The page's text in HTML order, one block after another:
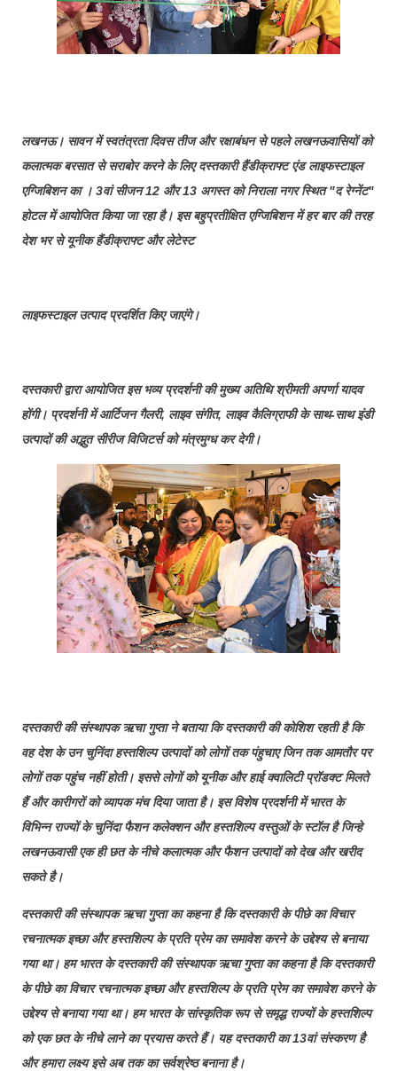
लखनऊ। सावन में स्वतंत्रता दिवस तीज और रक्षाबंधन से पहले लखनऊवासियों को
कलात्मक बरसात से सराबोर करने के लिए दस्तकारी हैंडीक्राफ्ट एंड लाइफस्टाइल
एग्जिबिशन का । 3वां सीजन 12 और 13 अगस्त को निराला नगर स्थित "द रेग्नेंट"
होटल में आयोजित किया जा रहा है। इस बहुप्रतीक्षित एग्जिबिशन में हर बार की तरह
देश भर से यूनीक हैंडीक्राफ्ट और लेटेस्ट
लाइफस्टाइल उत्पाद प्रदर्शित किए जाएंगे।
दस्तकारी द्वारा आयोजित इस भव्य प्रदर्शनी की मुख्य अतिथि श्रीमती अपर्णा यादव
होंगी। प्रदर्शनी में आर्टिजन गैलरी, लाइव संगीत, लाइव कैलिग्राफी के साथ-साथ इंडी
उत्पादों की अद्भुत सीरीज विजिटर्स को मंत्रमुग्ध कर देगी।
दस्तकारी की संस्थापक ऋचा गुप्ता ने बताया कि दस्तकारी की कोशिश रहती है कि
वह देश के उन चुनिंदा हस्तशिल्प उत्पादों को लोगों तक पंहुचाए जिन तक आमतौर पर
लोगों तक पहुंच नहीं होती। इससे लोगों को यूनीक और हाई क्वालिटी प्रॉडक्ट मिलते
हैं और कारीगरों को व्यापक मंच दिया जाता है। इस विशेष प्रदर्शनी में भारत के
विभिन्न राज्यों के चुनिंदा फैशन कलेक्शन और हस्तशिल्प वस्तुओं के स्टॉल है जिन्हे
लखनऊवासी एक ही छत के नीचे कलात्मक और फैशन उत्पादों को देख और खरीद
सकते है।
दस्तकारी की संस्थापक ऋचा गुप्ता का कहना है कि दस्तकारी के पीछे का विचार
रचनात्मक इच्छा और हस्तशिल्प के प्रति प्रेम का समावेश करने के उद्देश्य से बनाया
गया था। हम भारत के दस्तकारी की संस्थापक ऋचा गुप्ता का कहना है कि दस्तकारी
के पीछे का विचार रचनात्मक इच्छा और हस्तशिल्प के प्रति प्रेम का समावेश करने के
उद्देश्य से बनाया गया था। हम भारत के सांस्कृतिक रूप से समृद्ध राज्यों के हस्तशिल्प
को एक छत के नीचे लाने का प्रयास करते हैं। यह दस्तकारी का 13वां संस्करण है
और हमारा लक्ष्य इसे अब तक का सर्वश्रेष्ठ बनाना है।